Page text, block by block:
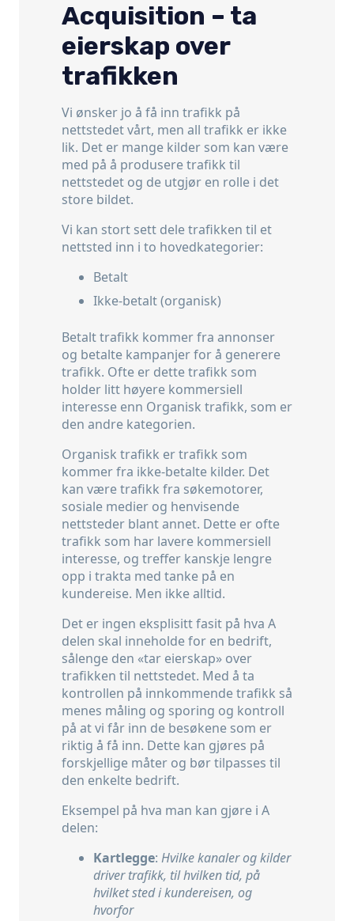
Acquisition – ta
eierskap over
trafikken
Vi ønsker jo å få inn trafikk på
nettstedet vårt, men all trafikk er ikke
lik. Det er mange kilder som kan være
med på å produsere trafikk til
nettstedet og de utgjør en rolle i det
store bildet.
Vi kan stort sett dele trafikken til et
nettsted inn i to hovedkategorier:
Betalt
Ikke-betalt (organisk)
Betalt trafikk kommer fra annonser
og betalte kampanjer for å generere
trafikk. Ofte er dette trafikk som
holder litt høyere kommersiell
interesse enn Organisk trafikk, som er
den andre kategorien.
Organisk trafikk er trafikk som
kommer fra ikke-betalte kilder. Det
kan være trafikk fra søkemotorer,
sosiale medier og henvisende
nettsteder blant annet. Dette er ofte
trafikk som har lavere kommersiell
interesse, og treffer kanskje lengre
opp i trakta med tanke på en
kundereise. Men ikke alltid.
Det er ingen eksplisitt fasit på hva A
delen skal inneholde for en bedrift,
sålenge den «tar eierskap» over
trafikken til nettstedet. Med å ta
kontrollen på innkommende trafikk så
menes måling og sporing og kontroll
på at vi får inn de besøkene som er
riktig å få inn. Dette kan gjøres på
forskjellige måter og bør tilpasses til
den enkelte bedrift.
Eksempel på hva man kan gjøre i A
delen:
Kartlegge: Hvilke kanaler og kilder
driver trafikk, til hvilken tid, på
hvilket sted i kundereisen, og
hvorfor